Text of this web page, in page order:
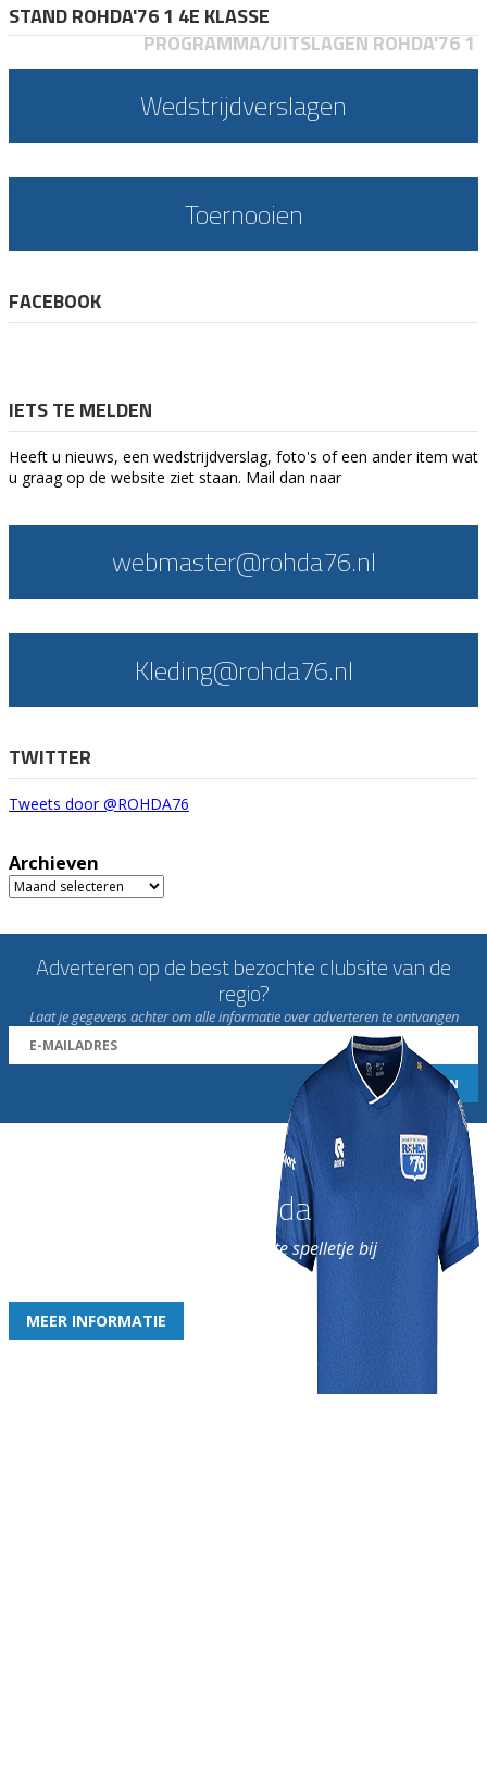
STAND ROHDA'76 1 4E KLASSE
PROGRAMMA/UITSLAGEN ROHDA'76 1
Wedstrijdverslagen
Toernooien
FACEBOOK
IETS TE MELDEN
Heeft u nieuws, een wedstrijdverslag, foto's of een ander item wat
u graag op de website ziet staan. Mail dan naar
webmaster@rohda76.nl
Kleding@rohda76.nl
TWITTER
Tweets door @ROHDA76
Archieven
Archieven
Adverteren op de best bezochte clubsite van de
regio?
Laat je gegevens achter om alle informatie over adverteren te ontvangen
Word nu lid van Rohda
en geniet iedere week van het leukste spelletje bij
MEER INFORMATIE